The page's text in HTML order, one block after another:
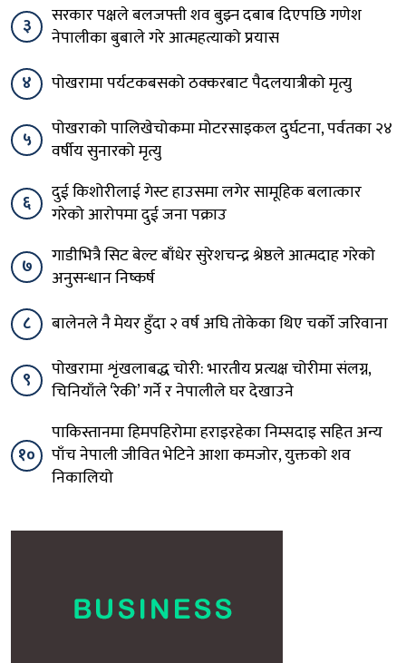
३
सरकार पक्षले बलजफ्ती शव बुझ्न दबाब दिएपछि गणेश
नेपालीका बुबाले गरे आत्महत्याको प्रयास
४
पोखरामा पर्यटकबसको ठक्करबाट पैदलयात्रीको मृत्यु
५
पोखराको पालिखेचोकमा मोटरसाइकल दुर्घटना, पर्वतका २४
वर्षीय सुनारको मृत्यु
६
दुई किशोरीलाई गेस्ट हाउसमा लगेर सामूहिक बलात्कार
गरेको आरोपमा दुई जना पक्राउ
७
गाडीभित्रै सिट बेल्ट बाँधेर सुरेशचन्द्र श्रेष्ठले आत्मदाह गरेको
अनुसन्धान निष्कर्ष
८
बालेनले नै मेयर हुँदा २ वर्ष अघि तोकेका थिए चर्को जरिवाना
९
पोखरामा शृंखलाबद्ध चोरी: भारतीय प्रत्यक्ष चोरीमा संलग्न,
चिनियाँले ‘रेकी’ गर्ने र नेपालीले घर देखाउने
१०
पाकिस्तानमा हिमपहिरोमा हराइरहेका निम्सदाइ सहित अन्य
पाँच नेपाली जीवित भेटिने आशा कमजोर, युक्तको शव
निकालियो